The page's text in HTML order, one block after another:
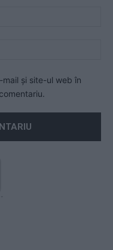
și site-ul web în